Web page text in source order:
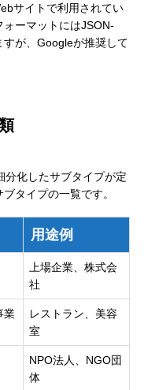
サイトで利用されてい
ーマットにはJSON-
が、Googleが推奨して
化したサブタイプが定
タイプの一覧です。
用途例
上場企業、株式会
社
業
レストラン、美容
室
NPO法人、NGO団
体